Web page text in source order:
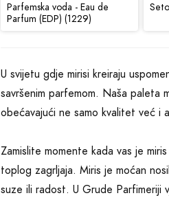
Parfemska voda - Eau de
Parfum (EDP) (1229)
U svijetu gdje mirisi kreiraju
savršenim parfemom. Naša paleta
obećavajući ne samo kvalitet već i
Zamislite momente kada vas je
toplog zagrljaja. Miris je moćan
suze ili radost. U Grude Parfimeriji